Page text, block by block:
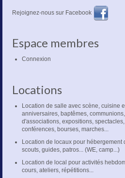
Rejoignez-nous sur Facebook
Espace membres
Connexion
Locations
Location de salle avec scène, cuisine
anniversaires, baptêmes,
d'associations, expositions,
conférences, bourses, marches...
Location de locaux pour hébergement
scouts, guides, patros... (WE, camp...)
Location de local pour activités
cours, ateliers, répétitions...